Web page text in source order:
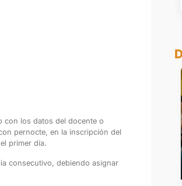
con los datos del docente o
pernocte, en la inscripción del
primer día.
consecutivo, debiendo asignar